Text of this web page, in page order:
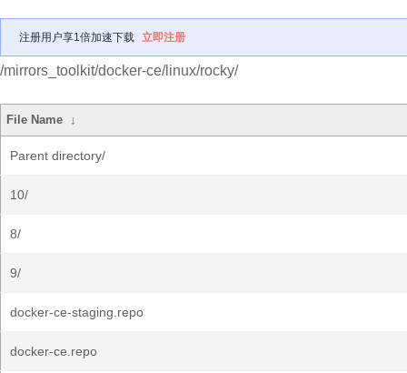
注册用户享1倍加速下载 立即注册
/mirrors_toolkit/docker-ce/linux/rocky/
File Name ↓
Parent directory/
10/
8/
9/
docker-ce-staging.repo
docker-ce.repo